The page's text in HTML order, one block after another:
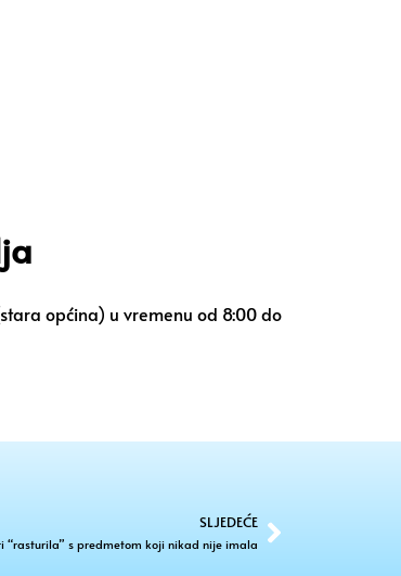
općina) u vremenu od 8:00 do
SLJEDEĆE
“rasturila” s predmetom koji nikad nije imala